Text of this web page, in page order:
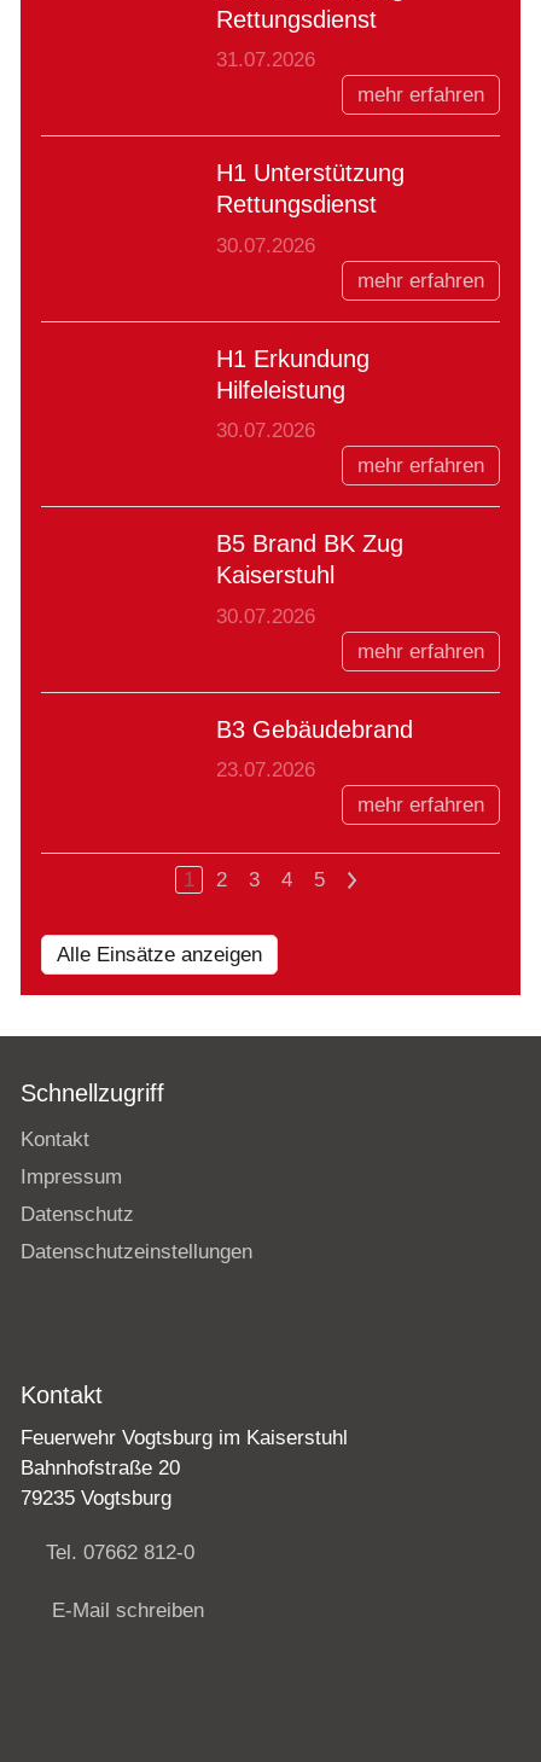
Rettungsdienst
31.07.2026
mehr erfahren
H1 Unterstützung
Rettungsdienst
30.07.2026
mehr erfahren
H1 Erkundung
Hilfeleistung
30.07.2026
mehr erfahren
B5 Brand BK Zug
Kaiserstuhl
30.07.2026
mehr erfahren
B3 Gebäudebrand
23.07.2026
mehr erfahren
1 2 3 4 5 >
Alle Einsätze anzeigen
Schnellzugriff
Kontakt
Impressum
Datenschutz
Datenschutzeinstellungen
Kontakt
Feuerwehr Vogtsburg im Kaiserstuhl
Bahnhofstraße 20
79235 Vogtsburg
Tel. 07662 812-0
E-Mail schreiben